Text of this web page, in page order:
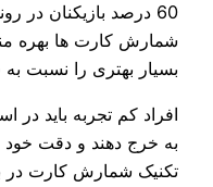
60 درصد بازیکنان در
شمارش کارت ها بهره
بسیار بهتری را نسبت
افراد کم تجربه باید در
به خرج دهند و دقت خود
تکنیک شمارش کارت در